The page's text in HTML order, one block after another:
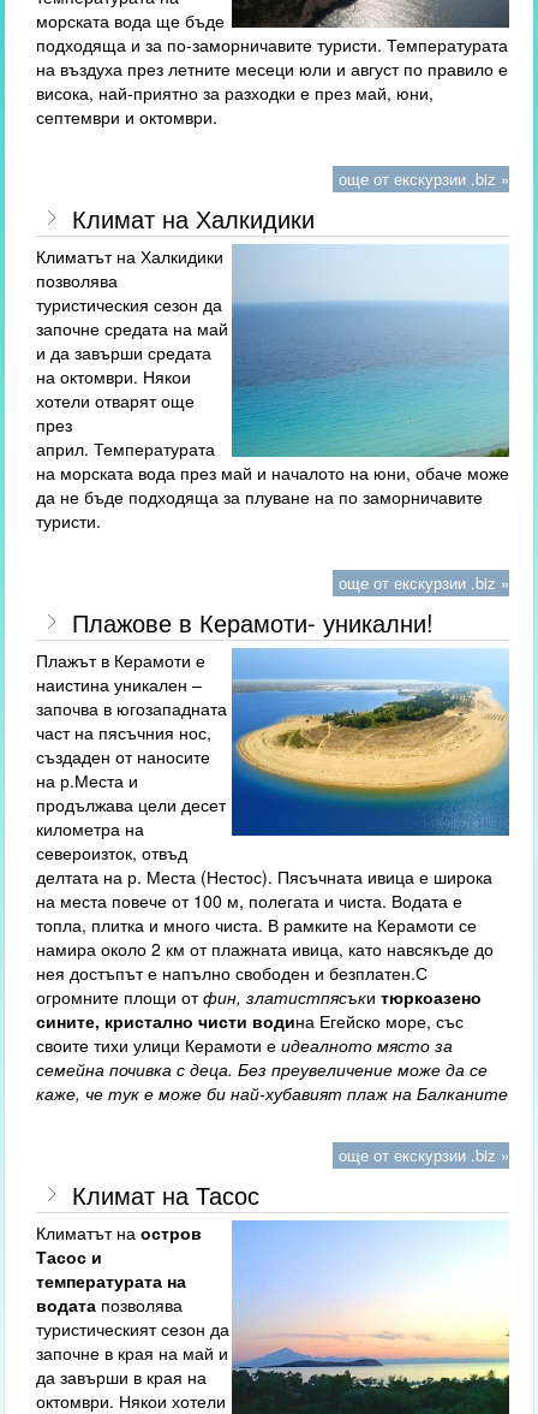
морската вода ще бъде
подходяща и за по-заморничавите туристи. Температурата
на въздуха през летните месеци юли и август по правило е
висока, най-приятно за разходки е през май, юни,
септември и октомври.
още от екскурзии .biz »
Климат на Халкидики
Климатът на Халкидики
позволява
туристическия сезон да
започне средата на май
и да завърши средата
на октомври. Някои
хотели отварят още
през
април. Температурата
на морската вода през май и началото на юни, обаче може
да не бъде подходяща за плуване на по заморничавите
туристи.
още от екскурзии .biz »
Плажове в Керамоти- уникални!
Плажът в Керамоти е
наистина уникален –
започва в югозападната
част на пясъчния нос,
създаден от наносите
на р.Места и
продължава цели десет
километра на
североизток, отвъд
делтата на р. Места (Нестос). Пясъчната ивица е широка
на места повече от 100 м, полегата и чиста. Водата е
топла, плитка и много чиста. В рамките на Керамоти се
намира около 2 км от плажната ивица, като навсякъде до
нея достъпът е напълно свободен и безплатен.С
огромните площи отфин,златистпясъки тюркоазено
сините, кристално чисти водина Егейско море, със
своите тихи улици Керамоти еидеалното място за
семейна почивка с деца. Без преувеличение може да се
каже, че тук е може би най-хубавият плаж на Балканите!
още от екскурзии .biz »
Климат на Тасос
Климатът наостров
Тасос и
температурата на
водата позволява
туристическият сезон да
започне в края на май и
да завърши в края на
октомври. Някои хотели